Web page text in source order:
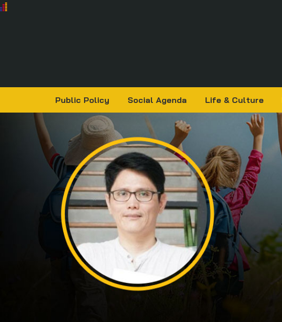
Public Policy Social Agenda Life & Culture